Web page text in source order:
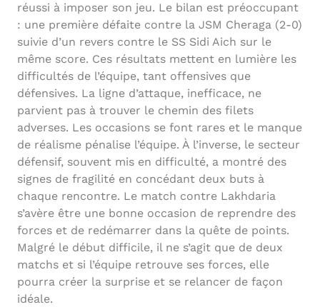
réussi à imposer son jeu. Le bilan est préoccupant
: une première défaite contre la JSM Cheraga (2-0)
suivie d’un revers contre le SS Sidi Aich sur le
même score. Ces résultats mettent en lumière les
difficultés de l’équipe, tant offensives que
défensives. La ligne d’attaque, inefficace, ne
parvient pas à trouver le chemin des filets
adverses. Les occasions se font rares et le manque
de réalisme pénalise l’équipe. À l’inverse, le secteur
défensif, souvent mis en difficulté, a montré des
signes de fragilité en concédant deux buts à
chaque rencontre. Le match contre Lakhdaria
s’avère être une bonne occasion de reprendre des
forces et de redémarrer dans la quête de points.
Malgré le début difficile, il ne s’agit que de deux
matchs et si l’équipe retrouve ses forces, elle
pourra créer la surprise et se relancer de façon
idéale.